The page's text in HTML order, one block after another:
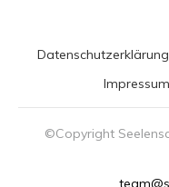
Datenschutzerklärung
Impressum
©Copyright